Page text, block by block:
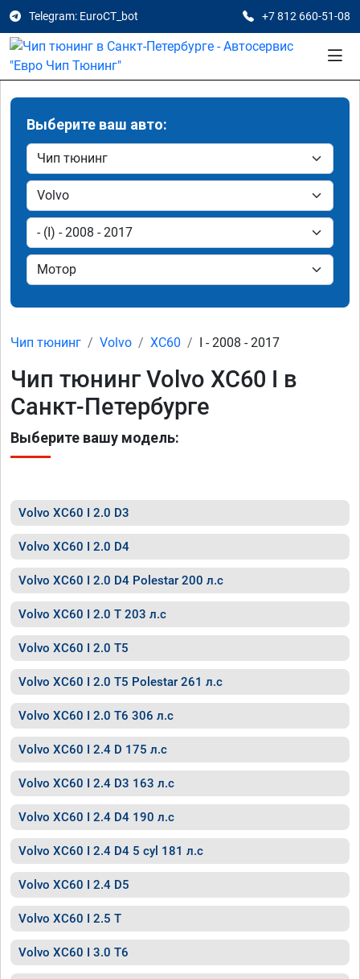
Telegram: EuroCT_bot +7 812 660-51-08
Выберите ваш авто:
Чип тюнинг Volvo XC60 I - 2008 - 2017
Чип тюнинг Volvo XC60 I в
Санкт-Петербурге
Выберите вашу модель:
Volvo XC60 I 2.0 D3
Volvo XC60 I 2.0 D4
Volvo XC60 I 2.0 D4 Polestar 200 л.с
Volvo XC60 I 2.0 T 203 л.с
Volvo XC60 I 2.0 T5
Volvo XC60 I 2.0 T5 Polestar 261 л.с
Volvo XC60 I 2.0 T6 306 л.с
Volvo XC60 I 2.4 D 175 л.с
Volvo XC60 I 2.4 D3 163 л.с
Volvo XC60 I 2.4 D4 190 л.с
Volvo XC60 I 2.4 D4 5 cyl 181 л.с
Volvo XC60 I 2.4 D5
Volvo XC60 I 2.5 T
Volvo XC60 I 3.0 T6